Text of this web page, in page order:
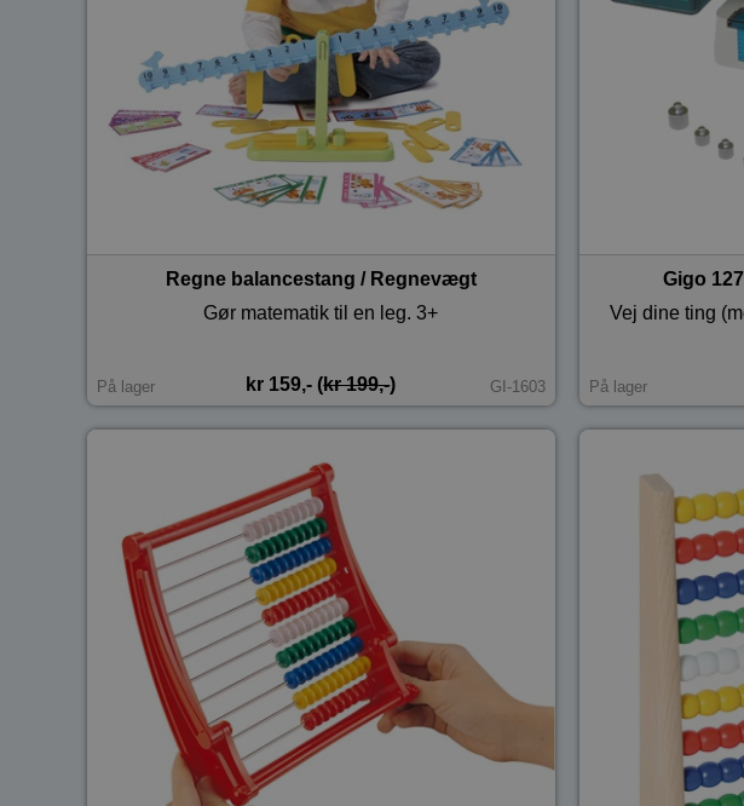
Regne balancestang / Regnevægt
Gør matematik til en leg. 3+
På lager kr 159,- (kr 199,-) GI-1603
Gigo
Vej dine ting
På lager